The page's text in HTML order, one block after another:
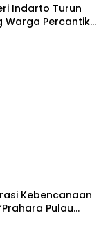
Indarto Turun
Warga Percantik
Kebencanaan
Pulau